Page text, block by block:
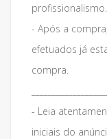
profissionalismo.
- Após a
efetuados já
compra.
- Leia
iniciais do